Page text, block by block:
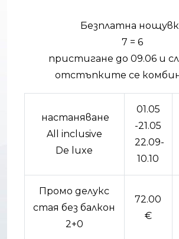
Безплатна
7 = 6
пристигане до 09.06 и
отстъпките се
настаняване
All inclusive
De luxe
01.05
-21.05
22.09-
10.10
Промо делукс
стая без балкон
2+0
72.00
€